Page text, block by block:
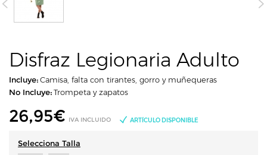
Disfraz Legionaria Adulto
Incluye:Camisa, falta con tirantes, gorro y muñequeras
No Incluye:Trompeta y zapatos
26,95€ IVA INCLUIDO ARTÍCULO DISPONIBLE
Selecciona Talla